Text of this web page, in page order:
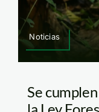
Noticias
Se